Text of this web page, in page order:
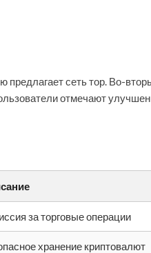
сеть тор. Во-
отмечают
за торговые операции
хранение криптовалют